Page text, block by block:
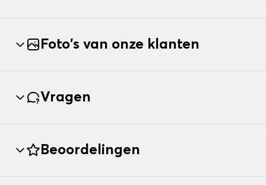
Foto's van onze klanten
Vragen
Beoordelingen